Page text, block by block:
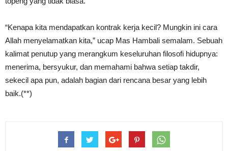
“Kenapa kita mendapatkan kontrak kerja kecil? Mungkin ini cara
Allah menyelamatkan kita,” ucap Mas Hambali semalam. Sebuah
kalimat penutup yang merangkum keseluruhan filosofi hidupnya:
menerima, bersyukur, dan memahami bahwa setiap takdir,
sekecil apa pun, adalah bagian dari rencana besar yang lebih
baik.(**)